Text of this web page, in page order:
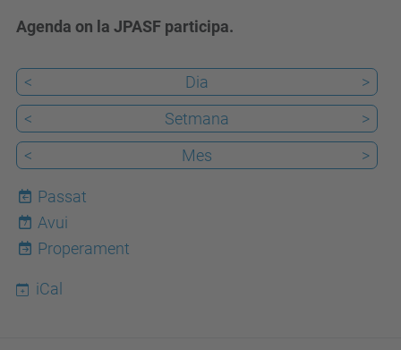
Agenda on la JPASF participa.
< Dia
>
<
Setmana
>
<
Mes >
Passat
7
Avui
Properament
iCal